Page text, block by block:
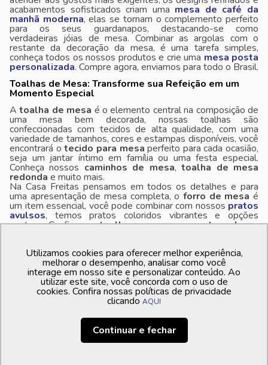
acabamentos sofisticados criam uma mesa de café da
manhã moderna, elas se tornam o complemento perfeito
para os seus guardanapos, destacando-se como
verdadeiras jóias de mesa. Combinar as argolas com o
restante da decoração da mesa, é uma tarefa simples,
conheça todos os nossos produtos e crie uma mesa posta
personalizada. Compre agora, enviamos para todo o Brasil.
Toalhas de Mesa: Transforme sua Refeição em um
Momento Especial
Atoalha de mesa é o elemento central na composição de
uma mesa bem decorada, nossas toalhas são
confeccionadas com tecidos de alta qualidade, com uma
variedade de tamanhos, cores e estampas disponíveis, você
encontrará otecido para mesa perfeito para cada ocasião,
seja um jantar íntimo em família ou uma festa especial.
Conheça nossos caminhos de mesa,toalha de mesa
redonda e muito mais.
Na Casa Freitas pensamos em todos os detalhes e para
uma apresentação de mesa completa, o forro de mesa é
um item essencial, você pode combinar com nossos pratos
avulsos, temos pratos coloridos vibrantes e opções
neutras. Confira astoalhas para mesa retangulare
Aparelhos de chá e Jantar na Casa Freitas
Na Casa Freitas, temos uma seleção exclusiva de
aparelhos de chá e jantarque irão transformar suas
refeições em verdadeiras experiências sensoriais,
cuidadosamente escolhidas para atender aos gostos mais
sofisticados, nossos conjuntos não oferecem apenas
funcionalidade, mas também um toque de elegância e estilo
para a sua mesa posta. Deixe-se encantar pela seleção de
toalhas de mesa e guardanaposque irão transformar
sua mesa posta em um verdadeiro espetáculo visual.
Utilizamos cookies para oferecer melhor experiência,
melhorar o desempenho, analisar como você
interage em nosso site e personalizar conteúdo. Ao
utilizar este site, você concorda com o uso de
cookies. Confira nossas políticas de privacidade
clicando AQUI
Continuar e fechar